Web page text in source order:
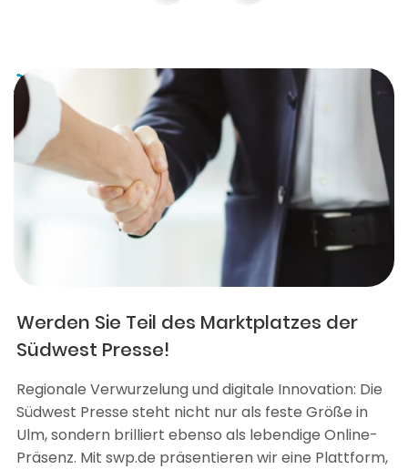
Werden Sie Teil des Marktplatzes der
Südwest Presse!
Regionale Verwurzelung und digitale Innovation: Die
Südwest Presse steht nicht nur als feste Größe in
Ulm, sondern brilliert ebenso als lebendige Online-
Präsenz. Mit swp.de präsentieren wir eine Plattform,